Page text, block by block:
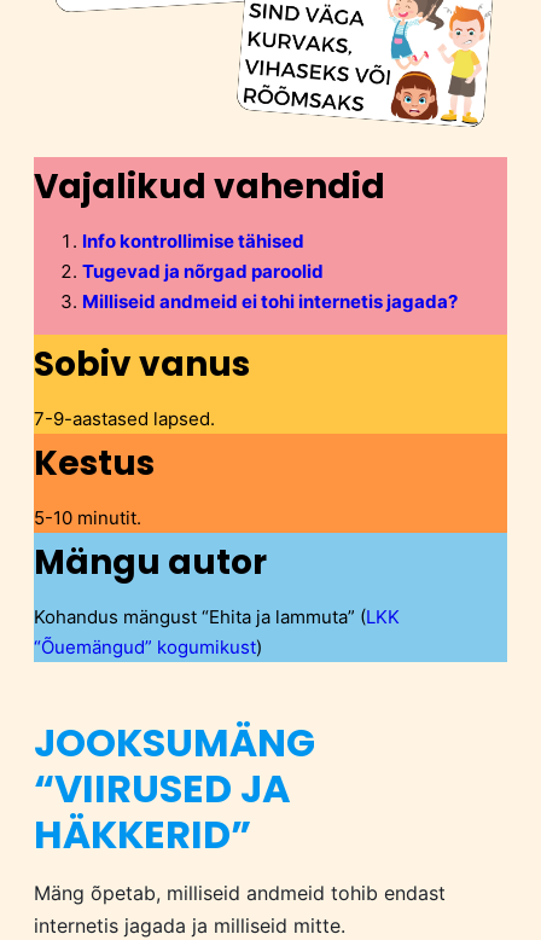
Vajalikud vahendid
Info kontrollimise tähised
Tugevad ja nõrgad paroolid
Milliseid andmeid ei tohi internetis jagada?
Sobiv vanus
7-9-aastased lapsed.
Kestus
5-10 minutit.
Mängu autor
Kohandus mängust “Ehita ja lammuta” (LKK
“Õuemängud” kogumikust)
JOOKSUMÄNG
“VIIRUSED JA
HÄKKERID”
Mäng õpetab, milliseid andmeid tohib endast
internetis jagada ja milliseid mitte.